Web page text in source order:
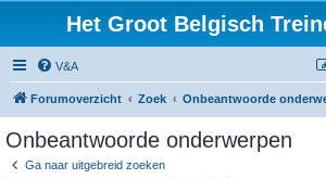
Het Groot Belgisch
V&A
Forumoverzicht Zoek Onbeantwoorde
Onbeantwoorde onderwerpen
Ga naar uitgebreid zoeken